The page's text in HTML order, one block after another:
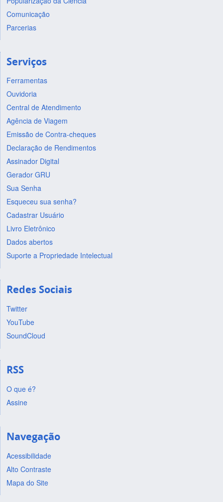
Comunicação
Parcerias
Serviços
Ferramentas
Ouvidoria
Central de Atendimento
Agência de Viagem
Emissão de Contra-cheques
Declaração de Rendimentos
Assinador Digital
Gerador GRU
Sua Senha
Esqueceu sua senha?
Cadastrar Usuário
Livro Eletrônico
Dados abertos
Suporte a Propriedade Intelectual
Redes Sociais
Twitter
YouTube
SoundCloud
RSS
O que é?
Assine
Navegação
Acessibilidade
Alto Contraste
Mapa do Site